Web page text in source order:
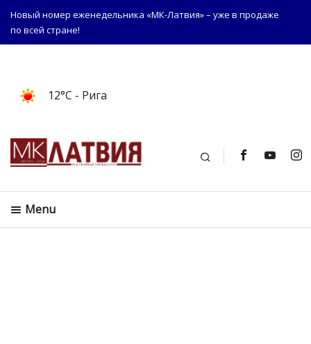
Новый номер еженедельника «МК-Латвия» – уже в продаже
по всей стране!
12°C - Рига
Поиск
Menu